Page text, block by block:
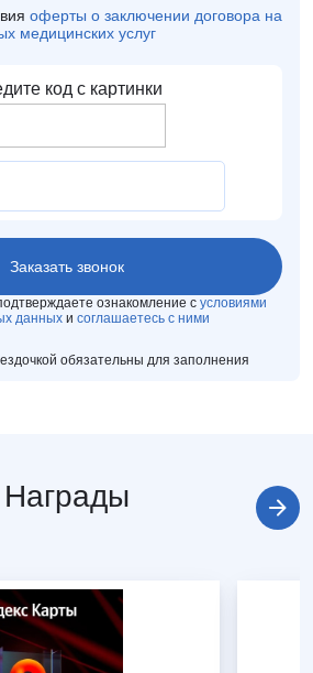
оферты о заключении договора на
медицинских услуг
ознакомление с условиями
данных и соглашаетесь с ними
обязательны для заполнения
Награды